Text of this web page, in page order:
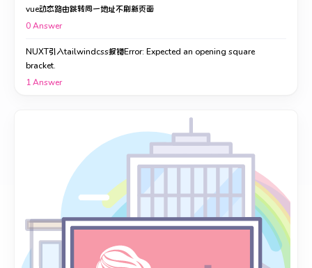
vue动态路由跳转同一地址不刷新页面
0Answer
NUXT引入tailwindcss报错Error: Expected an opening square
bracket.
1Answer